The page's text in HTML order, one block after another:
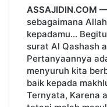
a
n
e
m
i
e
b
o
o
k
t
t
e
r
k
e
d
I
n
b
l
r
e
e
s
t
t
s
A
p
p
ASSAJIDIN.COM
sebagaimana
kepadamu…
surat Al Qashash
Pertanyaannya
menyuruh kita
baik kepada
Ternyata, Karena